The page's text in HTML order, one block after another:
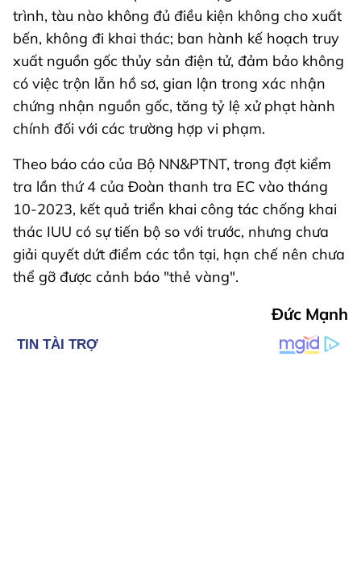
trình, tàu nào không đủ điều kiện không cho xuất
bến, không đi khai thác; ban hành kế hoạch truy
xuất nguồn gốc thủy sản điện tử, đảm bảo không
có việc trộn lẫn hồ sơ, gian lận trong xác nhận
chứng nhận nguồn gốc, tăng tỷ lệ xử phạt hành
chính đối với các trường hợp vi phạm.
Theo báo cáo của Bộ NN&PTNT, trong đợt kiểm
tra lần thứ 4 của Đoàn thanh tra EC vào tháng
10-2023, kết quả triển khai công tác chống khai
thác IUU có sự tiến bộ so với trước, nhưng chưa
giải quyết dứt điểm các tồn tại, hạn chế nên chưa
thể gỡ được cảnh báo "thẻ vàng".
Đức Mạnh